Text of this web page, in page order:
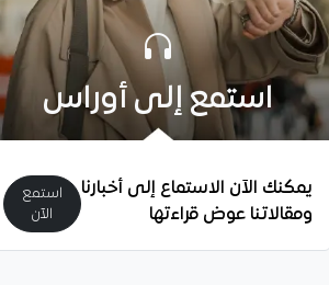
استمع إلى أوراس
يمكنك الآن الاستماع إلى أخبارنا
ومقالاتنا عوض قراءتها
استمع
الآن